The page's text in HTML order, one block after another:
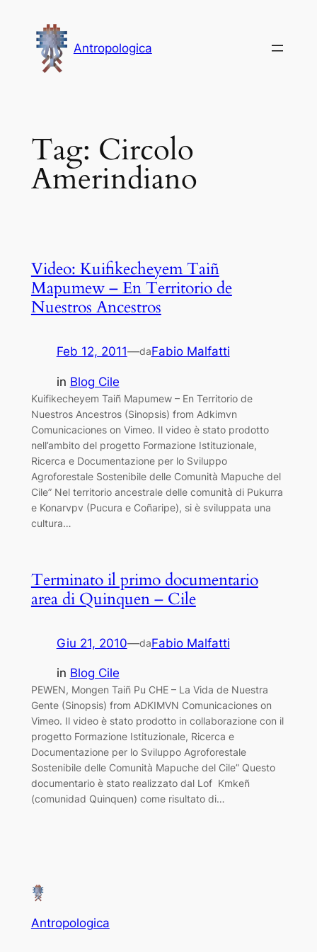
contenuto
Antropologica
Tag: Circolo
Amerindiano
Video: Kuifikecheyem Taiñ
Mapumew – En Territorio de
Nuestros Ancestros
Feb 12, 2011—daFabio Malfatti
in Blog Cile
Kuifikecheyem Taiñ Mapumew – En Territorio de
Nuestros Ancestros (Sinopsis) from Adkimvn
Comunicaciones on Vimeo. Il video è stato prodotto
nell’ambito del progetto Formazione Istituzionale,
Ricerca e Documentazione per lo Sviluppo
Agroforestale Sostenibile delle Comunità Mapuche del
Cile” Nel territorio ancestrale delle comunità di Pukurra
e Konarvpv (Pucura e Coñaripe), si è sviluppata una
cultura…
Terminato il primo documentario
area di Quinquen – Cile
Giu 21, 2010—daFabio Malfatti
in Blog Cile
PEWEN, Mongen Taiñ Pu CHE – La Vida de Nuestra
Gente (Sinopsis) from ADKIMVN Comunicaciones on
Vimeo. Il video è stato prodotto in collaborazione con il
progetto Formazione Istituzionale, Ricerca e
Documentazione per lo Sviluppo Agroforestale
Sostenibile delle Comunità Mapuche del Cile” Questo
documentario è stato realizzato dal Lof Kmkeñ
(comunidad Quinquen) come risultato di…
Antropologica